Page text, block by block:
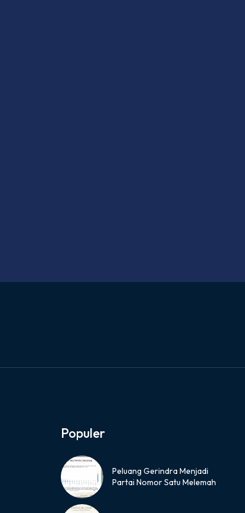
Populer
Peluang Gerindra Menjadi
Partai Nomor Satu Melemah